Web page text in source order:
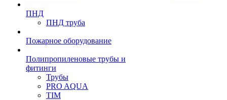
ПНД
ПНД труба
Пожарное оборудование
Полипропиленовые трубы и
фитинги
Трубы
PRO AQUA
TIM